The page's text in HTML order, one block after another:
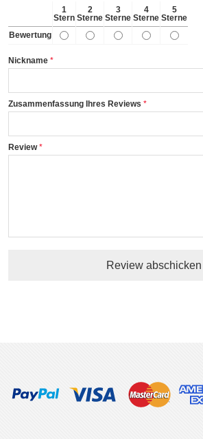
1
Stern
2
Sterne
3
Sterne
4
Sterne
5
Sterne
Bewertung
Nickname
Zusammenfassung Ihres Reviews
Review
Review abschicken